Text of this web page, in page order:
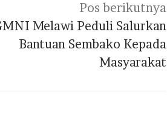
Pos berikutnya
Melawi Peduli Salurkan
Bantuan Sembako Kepada
Masyarakat